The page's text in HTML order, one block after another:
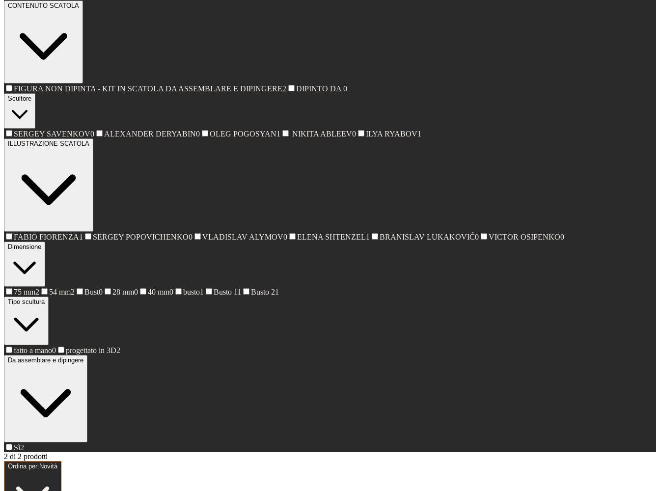
CONTENUTO SCATOLA
FIGURA NON DIPINTA - KIT IN SCATOLA DA ASSEMBLARE E DIPINGERE2 DIPINTO DA 0
Scultore
SERGEY SAVENKOV0 ALEXANDER DERYABIN0 OLEG POGOSYAN1 NIKITA ABLEEV0 ILYA RYABOV1
ILLUSTRAZIONE SCATOLA
FABIO FIORENZA1 SERGEY POPOVICHENKO0 VLADISLAV ALYMOV0 ELENA SHTENZEL1 BRANISLAV LUKAKOVIĆ0 VICTOR OSIPENKO0
Dimensione
75 mm2 54 mm2 Bust0 28 mm0 40 mm0 busto1 Busto 11 Busto 21
Tipo scultura
fatto a mano0 progettato in 3D2
Da assemblare e dipingere
Sì2
2 di 2 prodotti
Ordina per: Novità